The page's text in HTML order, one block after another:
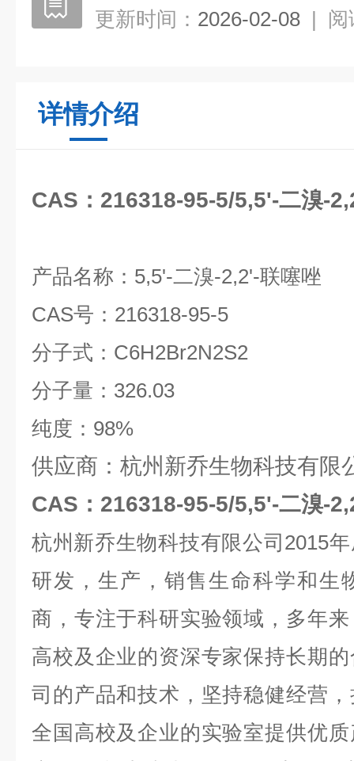
更新时间： 2026-02-08 | 阅
详情介绍
CAS：216318-95-5/5,5'-二溴-
产品名称： 5,5'-二溴-2,2'-联噻唑
CAS号： 216318-95-5
分子式： C6H2Br2N2S2
分子量： 326.03
纯度： 98%
供应商：杭州新乔生物科技有限
CAS：216318-95-5/5,5'-二溴-
杭州新乔生物科技有限公司 2015
研发，生产，销售生命科学和生
商，专注于科研实验领域，多年
高校及企业的资深专家保持长期
司的产品和技术，坚持稳健经营
全国高校及企业的实验室提供优